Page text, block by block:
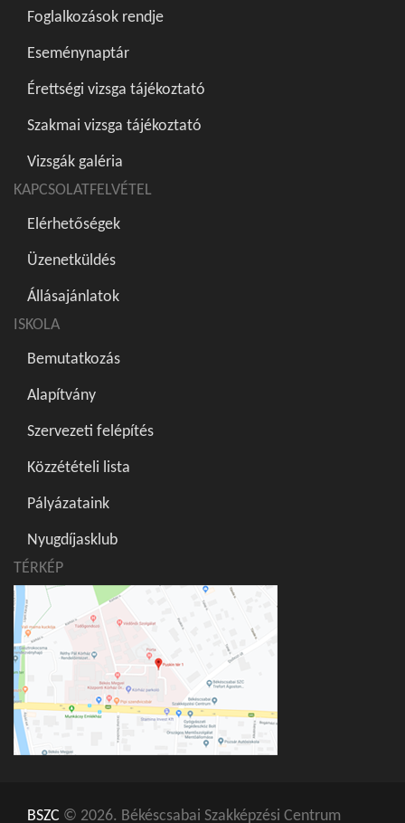
Foglalkozások rendje
Eseménynaptár
Érettségi vizsga tájékoztató
Szakmai vizsga tájékoztató
Vizsgák galéria
KAPCSOLATFELVÉTEL
Elérhetőségek
Üzenetküldés
Állásajánlatok
ISKOLA
Bemutatkozás
Alapítvány
Szervezeti felépítés
Közzétételi lista
Pályázataink
Nyugdíjasklub
TÉRKÉP
BSZC © 2026. Békéscsabai Szakképzési Centrum